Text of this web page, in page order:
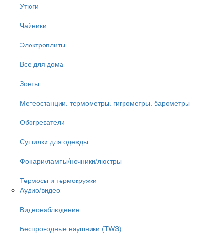
Утюги
Чайники
Электроплиты
Все для дома
Зонты
Метеостанции, термометры, гигрометры, барометры
Обогреватели
Сушилки для одежды
Фонари/лампы/ночники/люстры
Термосы и термокружки
Аудио/видео
Видеонаблюдение
Беспроводные наушники (TWS)